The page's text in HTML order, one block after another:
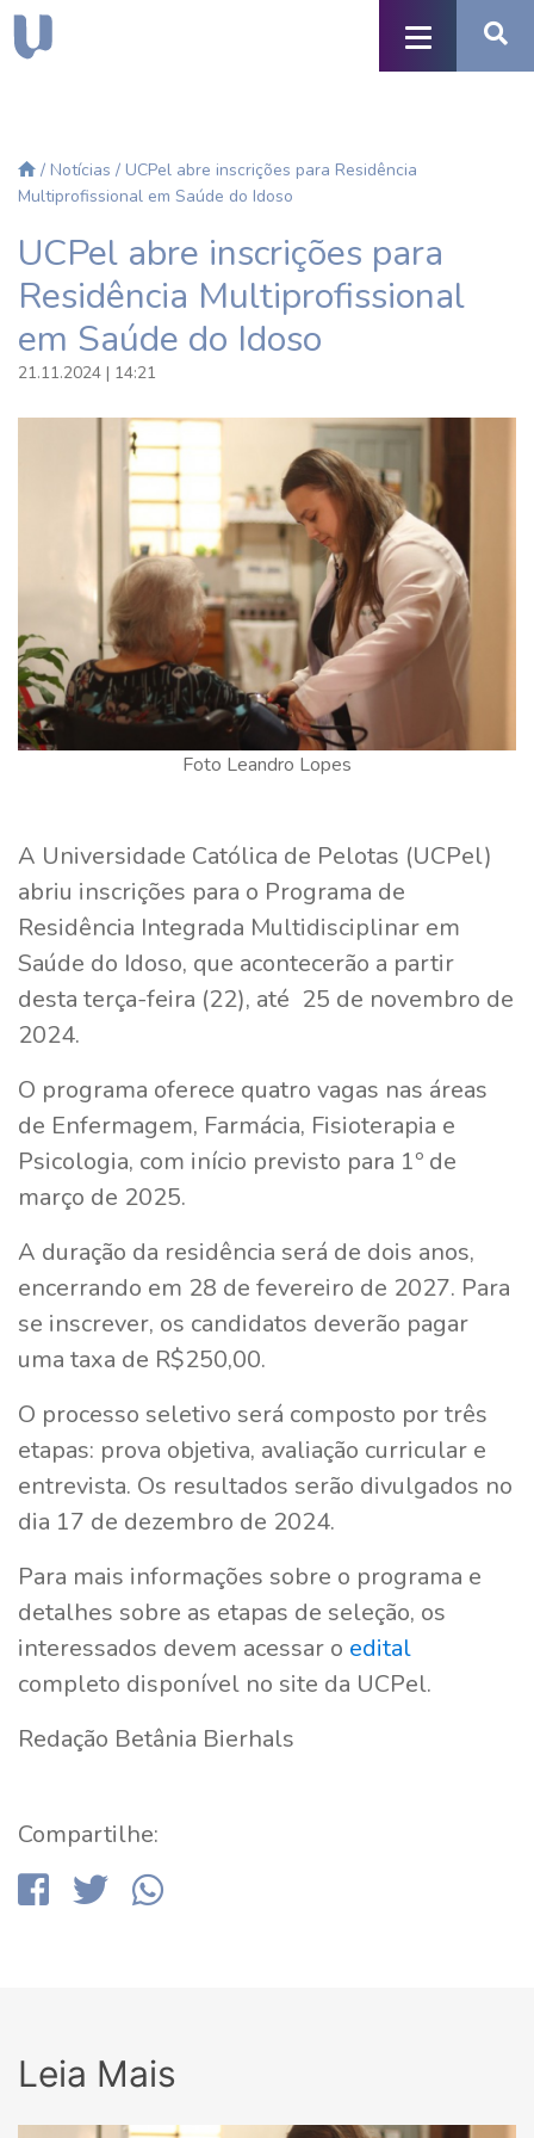
/ Notícias / UCPel abre inscrições para Residência
Multiprofissional em Saúde do Idoso
UCPel abre inscrições para
Residência Multiprofissional
em Saúde do Idoso
21.11.2024 | 14:21
Foto Leandro Lopes
A Universidade Católica de Pelotas (UCPel)
abriu inscrições para o Programa de
Residência Integrada Multidisciplinar em
Saúde do Idoso, que acontecerão a partir
desta terça-feira (22), até 25 de novembro de
2024.
O programa oferece quatro vagas nas áreas
de Enfermagem, Farmácia, Fisioterapia e
Psicologia, com início previsto para 1º de
março de 2025.
A duração da residência será de dois anos,
encerrando em 28 de fevereiro de 2027. Para
se inscrever, os candidatos deverão pagar
uma taxa de R$250,00.
O processo seletivo será composto por três
etapas: prova objetiva, avaliação curricular e
entrevista. Os resultados serão divulgados no
dia 17 de dezembro de 2024.
Para mais informações sobre o programa e
detalhes sobre as etapas de seleção, os
interessados devem acessar o edital
completo disponível no site da UCPel.
Redação Betânia Bierhals
Compartilhe:
Leia Mais